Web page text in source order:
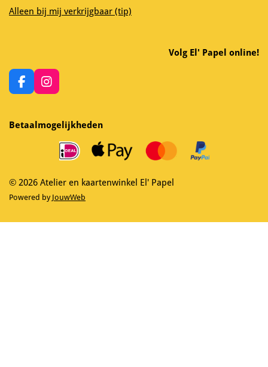
Alleen bij mij verkrijgbaar (tip)
Volg El' Papel online!
F
a
e
b
I
n
a
m
Betaalmogelijkheden
© 2026 Atelier en kaartenwinkel El' Papel
Powered by JouwWeb